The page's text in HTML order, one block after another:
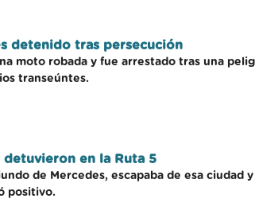
detenido tras persecución
moto robada y fue arrestado tras una
transeúntes.
en la Ruta 5
de Mercedes, escapaba de esa
positivo.